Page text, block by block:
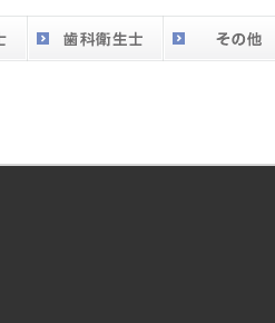
DO vol.26 掲載ペー